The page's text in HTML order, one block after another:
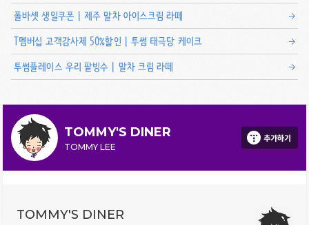
폴바셋 생일쿠폰 | 제주 말차 아이스크림 라떼
T멤버십 고객감사제 50%할인 | 투썸 태극당 케이크
투썸플레이스 우리 팥빙수 | 말차 크림 라떼
TOMMY'S DINER
TOMMY LEE
추가하기
TOMMY'S DINER